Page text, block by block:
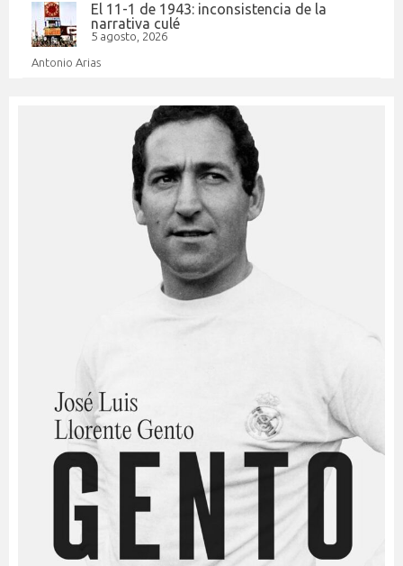
El 11-1 de 1943: inconsistencia de la
narrativa culé
5 agosto, 2026
Antonio Arias